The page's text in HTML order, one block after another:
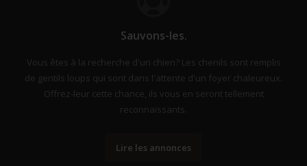
Sauvons-les.
Vous êtes à la recherche d'un chien? Les chenils sont remplis
de gentils loups qui sont dans l'attente d'un foyer chaleureux.
Offrez-leur cette chance, ils vous en seront tellement
reconnaissants.
Lire les annonces